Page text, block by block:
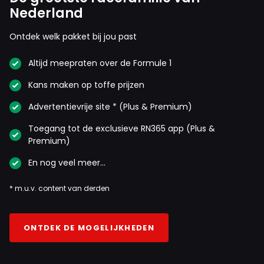
Nu gaan we zien hoe mentaal sterk hij is. Volgende test
over anderhalf uur.
bonensoep
19 oktober 2025 17:36
De hele discussie over wiens fout het was, is zinloos.
Piastri had niet zo dom moeten zijn om zijn hoofd op het
hakblok te leggen
Pete33
Piastri ramt Hulkenberg en Norris uit de race, en geen
straf, ongelovelijk. een rookie of Max had moeten vrezen
Nederland
Ontdek welk pakket bij jou past
Altijd meepraten over de Formule 1
Kans maken op toffe prijzen
Advertentievrije site * (Plus & Premium)
Toegang tot de exclusieve RN365 app (Plus &
Premium)
En nog veel meer…
* m.u.v. content van derden
ONTDEK DE MOGELIJKHEDEN